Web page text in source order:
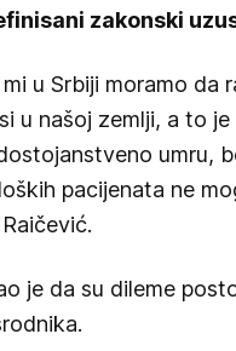
zakonski
u Srbiji moramo da
u našoj zemlji, a to
umru,
pacijenata ne
je da su dileme